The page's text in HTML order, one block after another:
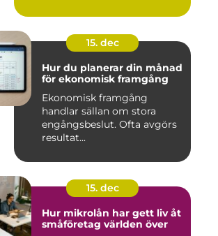
15. dec
Hur du planerar din månad
för ekonomisk framgång
Ekonomisk framgång
handlar sällan om stora
engångsbeslut. Ofta avgörs
resultat...
15. dec
Hur mikrolån har gett liv åt
småföretag världen över